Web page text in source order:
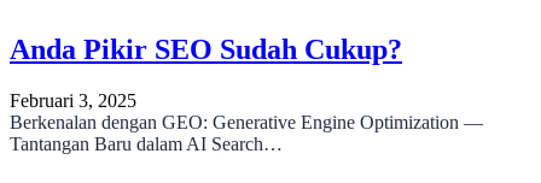
Anda Pikir SEO Sudah Cukup?
Februari 3, 2025
Berkenalan dengan GEO: Generative Engine Optimization —
Tantangan Baru dalam AI Search…